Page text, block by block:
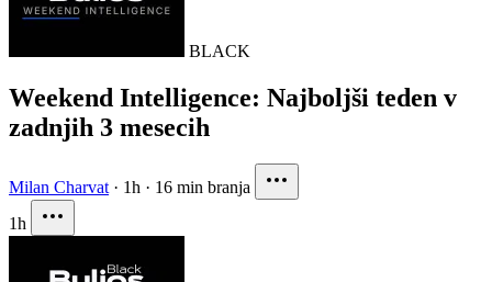
BLACK
Weekend Intelligence: Najboljši teden v
zadnjih 3 mesecih
Milan Charvat · 1h · 16 min branja
1h